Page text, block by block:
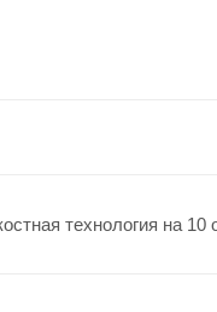
технология на 10